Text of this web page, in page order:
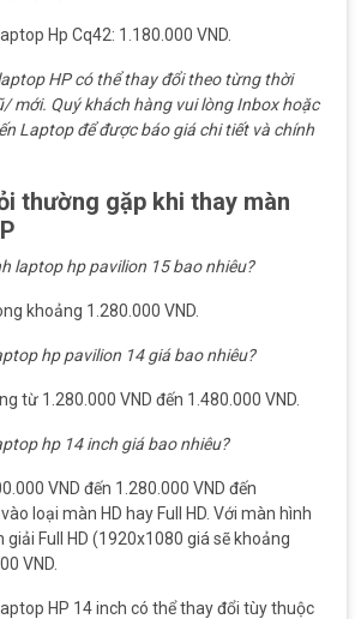
Hp Cq42: 1.180.000 VND.
HP có thể thay đổi theo từng thời
mới. Quý khách hàng vui lòng Inbox hoặc
Laptop để được báo giá chi tiết và chính
thường gặp khi thay màn
laptop hp pavilion 15 bao nhiêu?
khoảng 1.280.000 VND.
hp pavilion 14 giá bao nhiêu?
từ 1.280.000 VND đến 1.480.000 VND.
hp 14 inch giá bao nhiêu?
VND đến 1.280.000 VND đến
loại màn HD hay Full HD. Với màn hình
giải Full HD (1920x1080 giá sẽ khoảng
VND.
HP 14 inch có thể thay đổi tùy thuộc